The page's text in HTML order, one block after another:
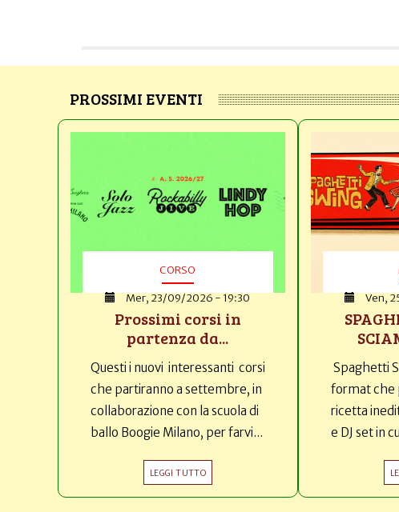
PROSSIMI EVENTI
CORSO
Mer, 23/09/2026 - 19:30
Prossimi corsi in
partenza da...
Questi i nuovi interessanti corsi
che partiranno a settembre, in
collaborazione con la scuola di
ballo Boogie Milano, per farvi...
LEGGI TUTTO
Ven,
Spaghetti
format che
ricetta
e DJ set in